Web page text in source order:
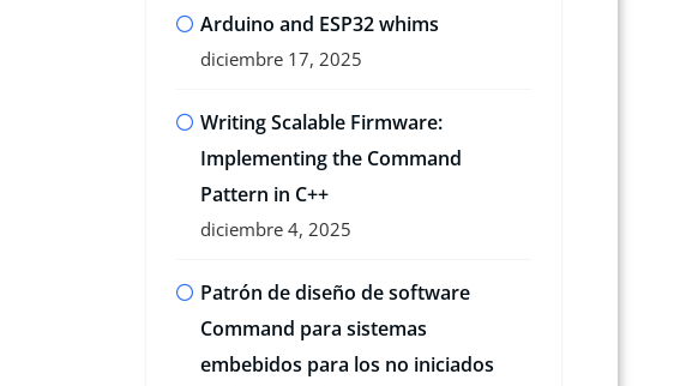
Arduino and ESP32 whims
diciembre 17, 2025
Writing Scalable Firmware:
Implementing the Command
Pattern in C++
diciembre 4, 2025
Patrón de diseño de software
Command para sistemas
embebidos para los no iniciados